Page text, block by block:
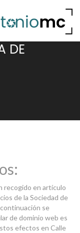
DE
recogido en artículo
de la Sociedad de
se
de dominio web es
efectos en Calle